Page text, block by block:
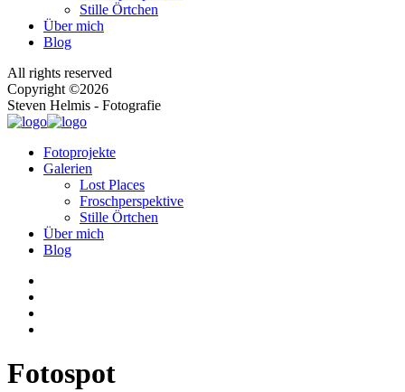
Stille Örtchen
Über mich
Blog
All rights reserved
Copyright ©2026
Steven Helmis - Fotografie
Fotoprojekte
Galerien
Lost Places
Froschperspektive
Stille Örtchen
Über mich
Blog
Fotospot